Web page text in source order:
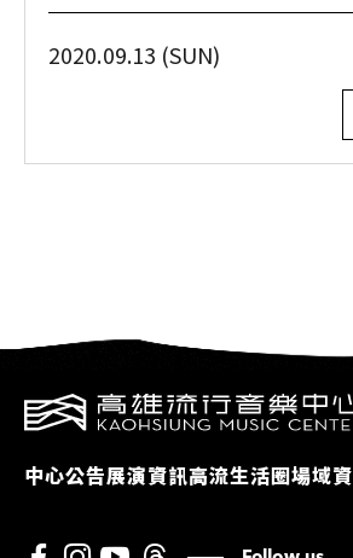
2020.09.13 (SUN)
中心公告展演資訊高流生活圈場域